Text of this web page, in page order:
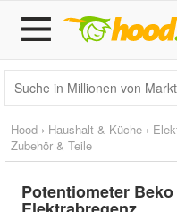
Hood › Haushalt & Küche ›
Zubehör & Teile
Potentiometer Beko